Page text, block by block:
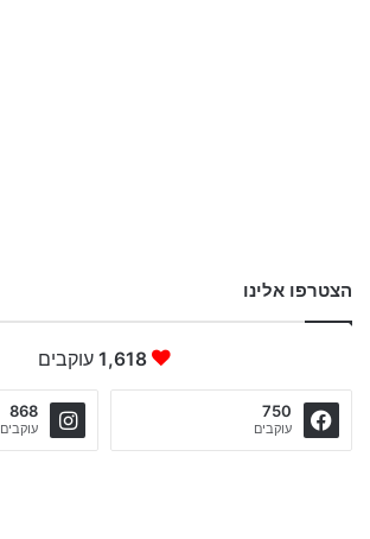
הצטרפו אלינו
1,618 עוקבים
750
עוקבים
868
עוקבים